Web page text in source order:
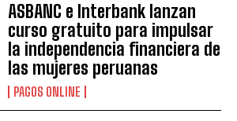
ASBANC e Interbank lanzan
curso gratuito para impulsar
la independencia financiera de
las mujeres peruanas
PAGOS ONLINE